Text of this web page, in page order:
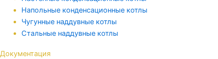
Напольные конденсационные котлы
Чугунные наддувные котлы
Стальные наддувные котлы
Документация